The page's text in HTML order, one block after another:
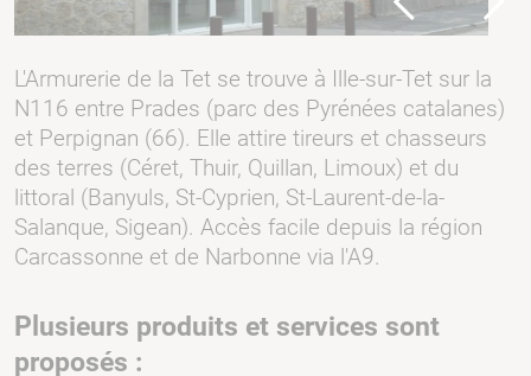
Previous Next
L'Armurerie de la Tet se trouve à Ille-sur-Tet sur la
N116 entre Prades (parc des Pyrénées catalanes)
et Perpignan (66). Elle attire tireurs et chasseurs
des terres (Céret, Thuir, Quillan, Limoux) et du
littoral (Banyuls, St-Cyprien, St-Laurent-de-la-
Salanque, Sigean). Accès facile depuis la région
Carcassonne et de Narbonne via l'A9.
Plusieurs produits et services sont
proposés :